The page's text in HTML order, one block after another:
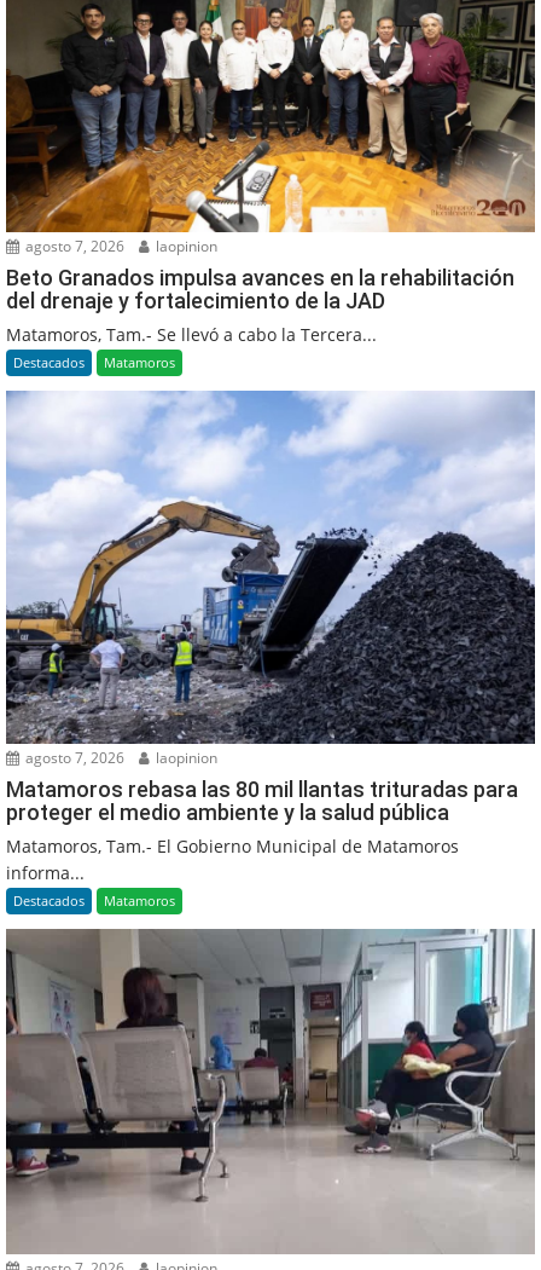
agosto 7, 2026 laopinion
Beto Granados impulsa avances en la rehabilitación
del drenaje y fortalecimiento de la JAD
Matamoros, Tam.- Se llevó a cabo la Tercera...
Destacados Matamoros
agosto 7, 2026 laopinion
Matamoros rebasa las 80 mil llantas trituradas para
proteger el medio ambiente y la salud pública
Matamoros, Tam.- El Gobierno Municipal de Matamoros
informa...
Destacados Matamoros